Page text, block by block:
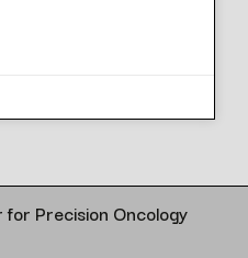
Precision Oncology